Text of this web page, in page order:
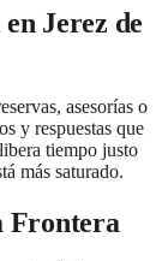
en Jerez de
asesorías o
y respuestas que
tiempo justo
más saturado.
Frontera